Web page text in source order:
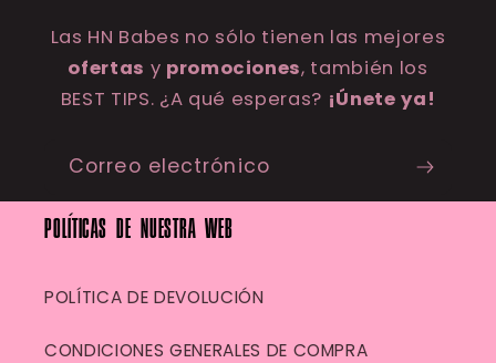
Las HN Babes no sólo tienen las mejores
ofertas y promociones, también los
BEST TIPS. ¿A qué esperas? ¡Únete ya!
Correo electrónico
POLÍTICAS DE NUESTRA WEB
POLÍTICA DE DEVOLUCIÓN
CONDICIONES GENERALES DE COMPRA